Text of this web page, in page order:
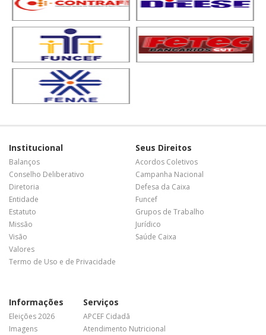
Institucional
Balanços
Conselho Deliberativo
Diretoria
Entidade
Estatuto
Missão
Visão
Valores
Termo de Uso e de Privacidade
Seus Direitos
Acordos Coletivos
Campanha Nacional
Defesa da Caixa
Funcef
Grupos de Trabalho
Jurídico
Saúde Caixa
Informações
Eleições 2026
Imagens
Serviços
APCEF Cidadã
Atendimento Nutricional